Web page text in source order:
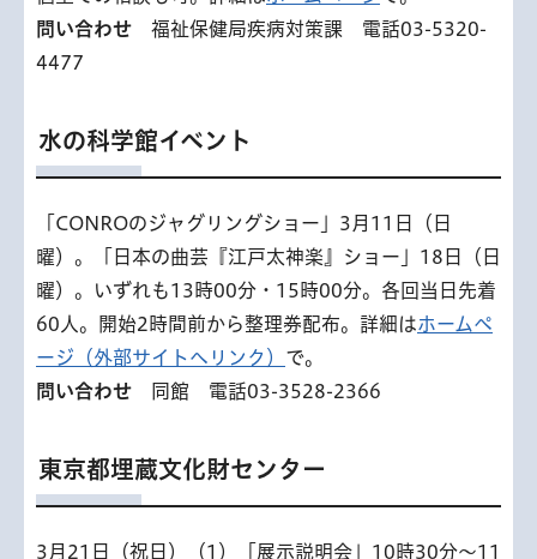
問い合わせ 福祉保健局疾病対策課 電話03-5320-
4477
水の科学館イベント
「CONROのジャグリングショー」3月11日（日
曜）。「日本の曲芸『江戸太神楽』ショー」18日（日
曜）。いずれも13時00分・15時00分。各回当日先着
60人。開始2時間前から整理券配布。詳細はホームペ
ージ（外部サイトへリンク） で。
問い合わせ 同館 電話03-3528-2366
東京都埋蔵文化財センター
3月21日（祝日）（1）「展示説明会」10時30分〜11